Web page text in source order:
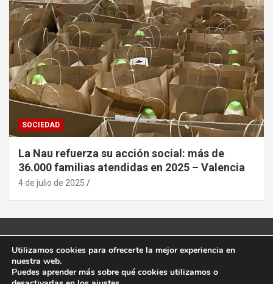
SOCIEDAD
La Nau refuerza su acción social: más de
36.000 familias atendidas en 2025 – Valencia
4 de julio de 2025
Utilizamos cookies para ofrecerte la mejor experiencia en
nuestra web.
Puedes aprender más sobre qué cookies utilizamos o